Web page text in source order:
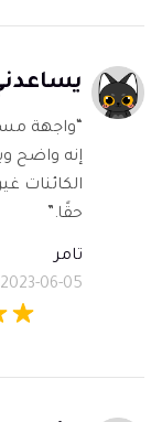
إنه واضح
الكائنات
حقًا.”
تامر
2023-06-05